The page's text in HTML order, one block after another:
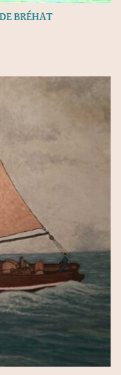
BRÉHAT